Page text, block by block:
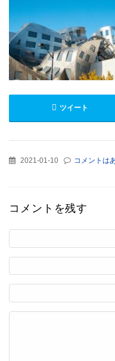
ツイート
2021-01-10 コメントは
コメントを残す